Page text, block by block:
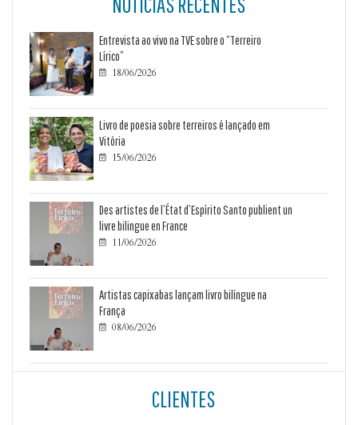
Entrevista ao vivo na TVE sobre o “Terreiro
Lírico”
 18/06/2026
Livro de poesia sobre terreiros é lançado em
Vitória
 15/06/2026
Des artistes de l’État d’Espírito Santo publient un
livre bilingue en France
 11/06/2026
Artistas capixabas lançam livro bilíngue na
França
 08/06/2026
CLIENTES